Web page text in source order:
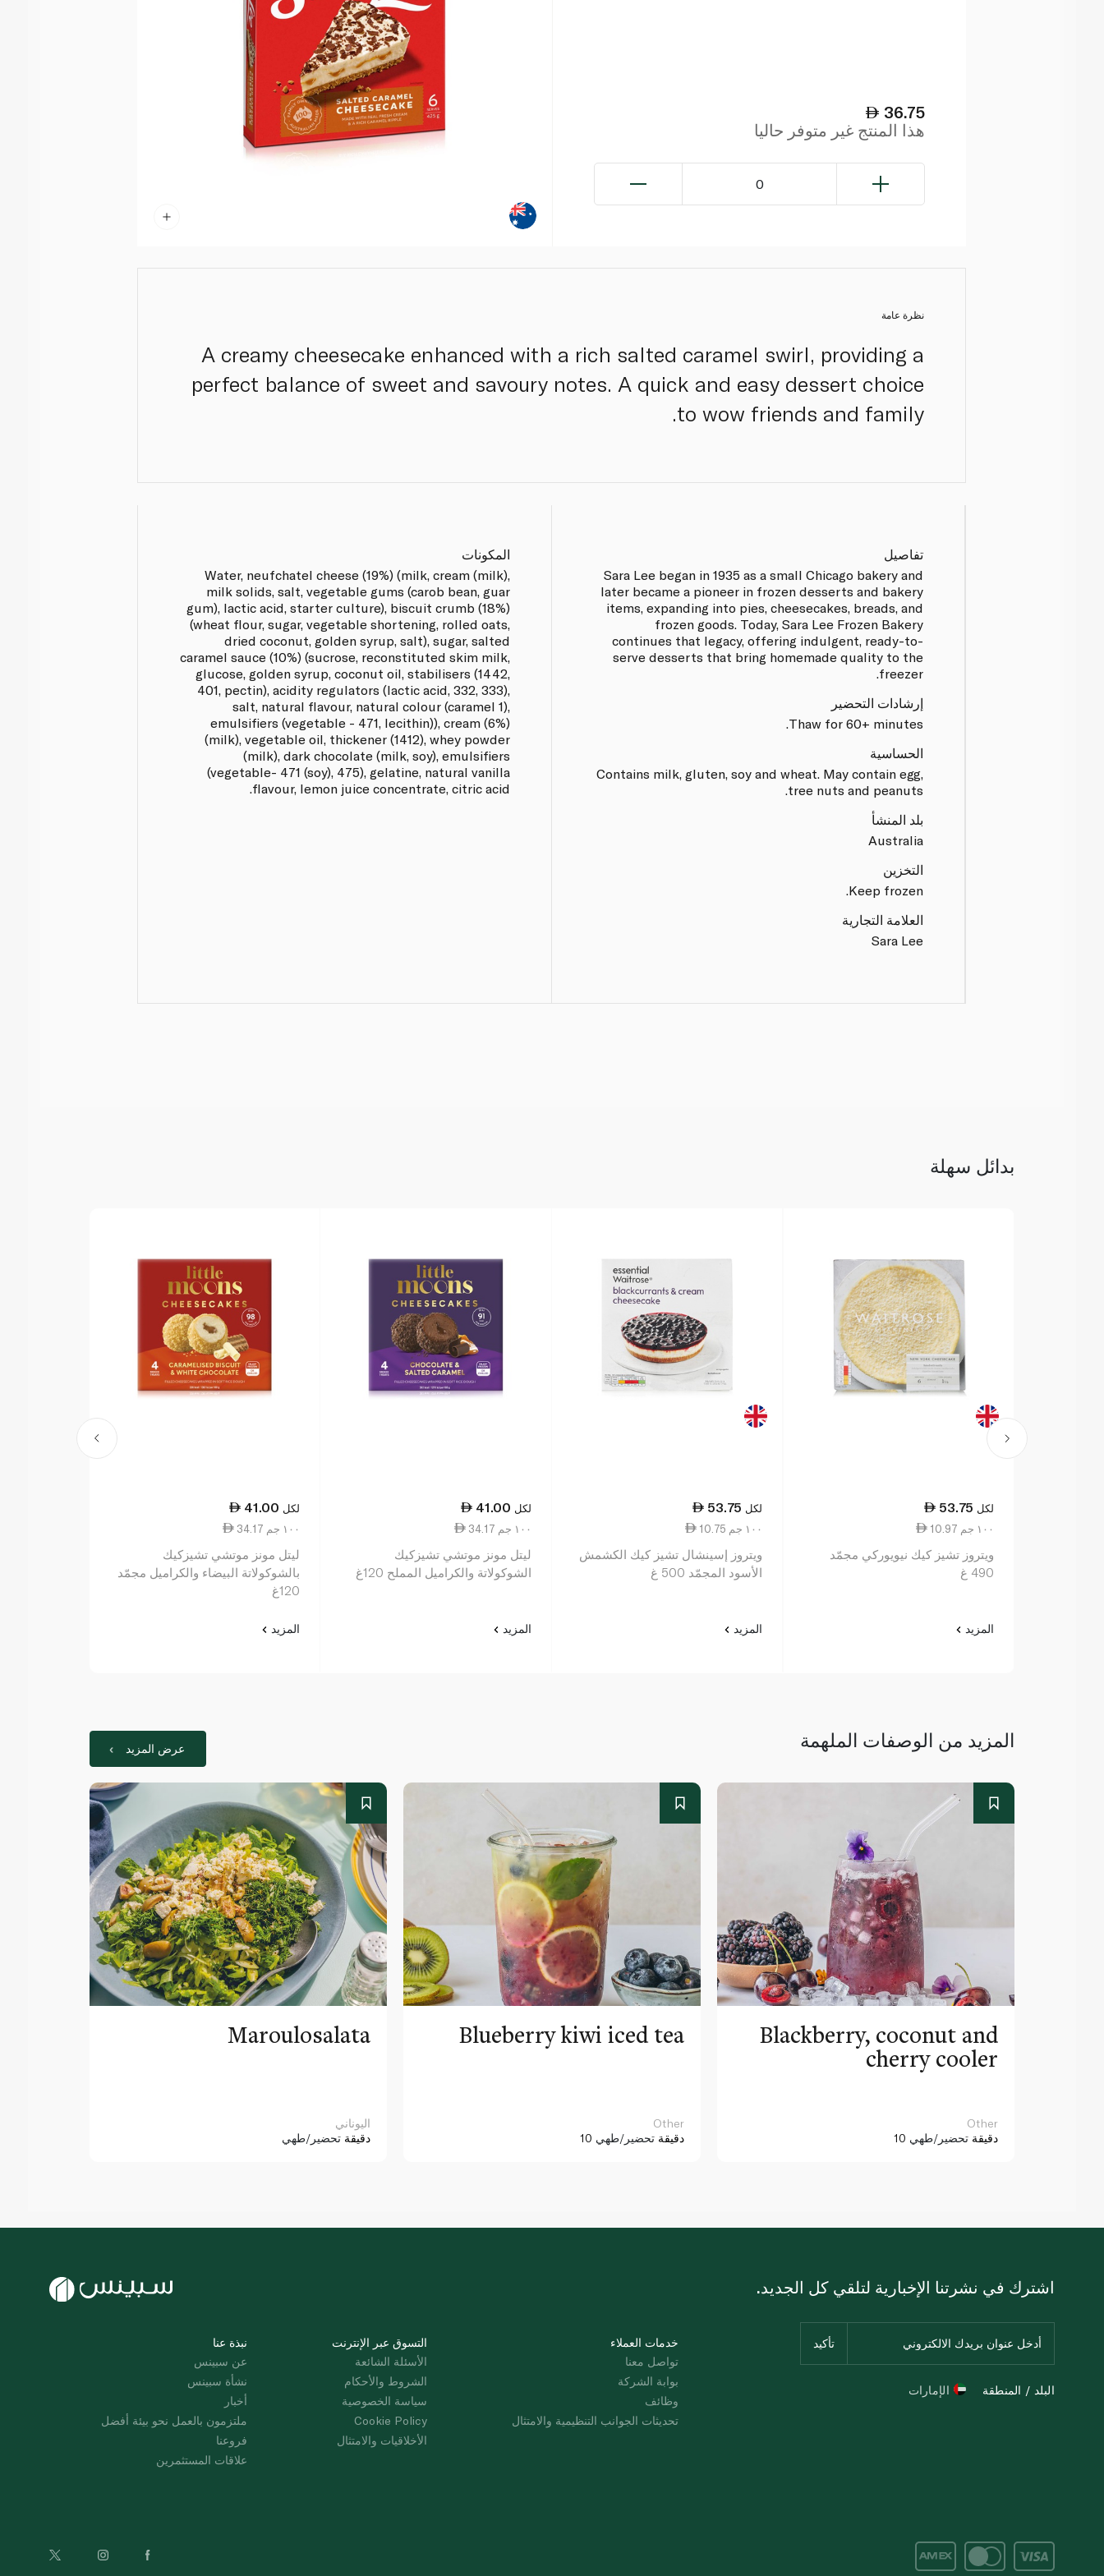
36.75
هذا المنتج غير متوفر حاليا
0
نظرة عامة
A creamy cheesecake enhanced with a rich salted caramel swirl, providing a
perfect balance of sweet and savoury notes. A quick and easy dessert choice
to wow friends and family.
تفاصيل
Sara Lee began in 1935 as a small Chicago bakery and
later became a pioneer in frozen desserts and bakery
items, expanding into pies, cheesecakes, breads, and
frozen goods. Today, Sara Lee Frozen Bakery
continues that legacy, offering indulgent, ready-to-
serve desserts that bring homemade quality to the
freezer.
إرشادات التحضير
Thaw for 60+ minutes.
الحساسية
Contains milk, gluten, soy and wheat. May contain egg,
tree nuts and peanuts.
بلد المنشأ
Australia
التخزين
Keep frozen.
العلامة التجارية
Sara Lee
المكونات
Water, neufchatel cheese (19%) (milk, cream (milk),
milk solids, salt, vegetable gums (carob bean, guar
gum), lactic acid, starter culture), biscuit crumb (18%)
(wheat flour, sugar, vegetable shortening, rolled oats,
dried coconut, golden syrup, salt), sugar, salted
caramel sauce (10%) (sucrose, reconstituted skim milk,
glucose, golden syrup, coconut oil, stabilisers (1442,
401, pectin), acidity regulators (lactic acid, 332, 333),
salt, natural flavour, natural colour (caramel 1),
emulsifiers (vegetable - 471, lecithin)), cream (6%)
(milk), vegetable oil, thickener (1412), whey powder
(milk), dark chocolate (milk, soy), emulsifiers
(vegetable- 471 (soy), 475), gelatine, natural vanilla
flavour, lemon juice concentrate, citric acid.
بدائل سهلة
53.75 لكل
10.97 ١٠٠ جم
ويتروز تشيز كيك نيويوركي مجمّد
490 غ
المزيد
53.75 لكل
10.75 ١٠٠ جم
ويتروز إسينشال تشيز كيك الكشمش
الأسود المجمّد 500 غ
المزيد
41.00 لكل
34.17 ١٠٠ جم
ليتل مونز موتشي تشيزكيك
الشوكولاتة والكراميل المملح 120غ
المزيد
41.00 لكل
34.17 ١٠٠ جم
ليتل مونز موتشي تشيزكيك
بالشوكولاتة البيضاء والكراميل مجمّد
120غ
المزيد
المزيد من الوصفات الملهمة عرض المزيد
Maroulosalata
اليوناني
دقيقة تحضير/طهي
Blueberry kiwi iced tea
Other
10 دقيقة تحضير/طهي
Blackberry, coconut and
cherry cooler
Other
10 دقيقة تحضير/طهي
نبذة عنا
عن سبينس
نشأة سبينس
أخبار
ملتزمون بالعمل نحو بيئة أفضل
فروعنا
علاقات المستثمرين
التسوق عبر الإنترنت
الأسئلة الشائعة
الشروط والأحكام
سياسة الخصوصية
Cookie Policy
الأخلاقيات والامتثال
خدمات العملاء
تواصل معنا
بوابة الشركة
وظائف
تحديثات الجوانب التنظيمية والامتثال
اشترك في نشرتنا الإخبارية لتلقي كل الجديد.
البلد / المنطقة الإمارات